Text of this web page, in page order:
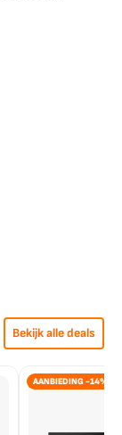
Bekijk alle deals
AANBIEDING -14%